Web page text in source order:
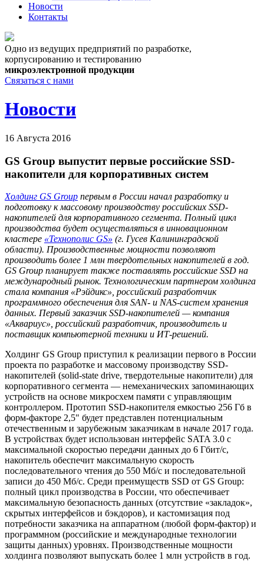
Новости
Контакты
Одно из ведущих предприятий по разработке,
корпусированию и тестированию
микроэлектронной продукции
Связаться с нами
Новости
16 Августа 2016
GS Group выпустит первые российские SSD-
накопители для корпоративных систем
Холдинг GS Group первым в России начал разработку и
подготовку к массовому производству российских SSD-
накопителей для корпоративного сегмента. Полный цикл
производства будет осуществляться в инновационном
кластере «Технополис GS» (г. Гусев Калининградской
области). Производственные мощности позволяют
производить более 1 млн твердотельных накопителей в год.
GS Group планирует также поставлять российские SSD на
международный рынок. Технологическим партнером холдинга
стала компания «Рэйдикс», российский разработчик
программного обеспечения для SAN- и NAS-систем хранения
данных. Первый заказчикSSD-накопителей —компания
«Аквариус», российский разработчик, производитель и
поставщик компьютерной техники и ИТ-решений.
Холдинг GS Group приступил к реализации первого в России
проекта по разработке и массовому производству SSD-
накопителей (solid-state drive, твердотельные накопители) для
корпоративного сегмента — немеханических запоминающих
устройств на основе микросхем памяти с управляющим
контроллером. Прототип SSD-накопителя емкостью 256 Гб в
форм-факторе 2,5" будет представлен потенциальным
отечественным и зарубежным заказчикам в начале 2017 года.
В устройствах будет использован интерфейс SATA 3.0 с
максимальной скоростью передачи данных до 6 Гбит/с,
накопитель обеспечит максимальную скорость
последовательного чтения до 550 Мб/с и последовательной
записи до 450 Мб/с. Среди преимуществ SSD от GS Group:
полный цикл производства в России, что обеспечивает
максимальную безопасность данных (отсутствие «закладок»,
скрытых интерфейсов и бэкдоров), и кастомизация под
потребности заказчика на аппаратном (любой форм-фактор) и
программном (российские и международные технологии
защиты данных) уровнях. Производственные мощности
холдинга позволяют выпускать более 1 млн устройств в год.